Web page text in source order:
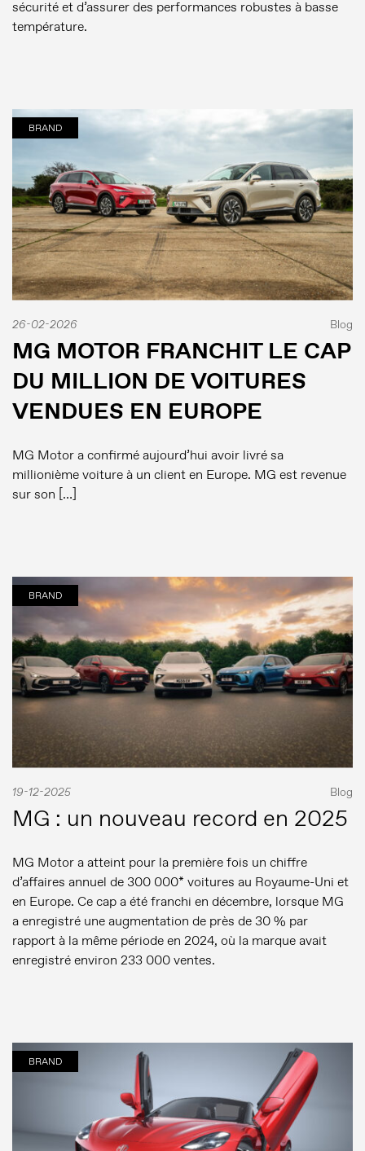
sécurité et d’assurer des performances robustes à basse
température.
BRAND
26-02-2026 Blog
MG MOTOR FRANCHIT LE CAP
DU MILLION DE VOITURES
VENDUES EN EUROPE
MG Motor a confirmé aujourd’hui avoir livré sa
millionième voiture à un client en Europe. MG est revenue
sur son […]
BRAND
19-12-2025 Blog
MG : un nouveau record en 2025
MG Motor a atteint pour la première fois un chiffre
d’affaires annuel de 300 000* voitures au Royaume-Uni et
en Europe. Ce cap a été franchi en décembre, lorsque MG
a enregistré une augmentation de près de 30 % par
rapport à la même période en 2024, où la marque avait
enregistré environ 233 000 ventes.
BRAND